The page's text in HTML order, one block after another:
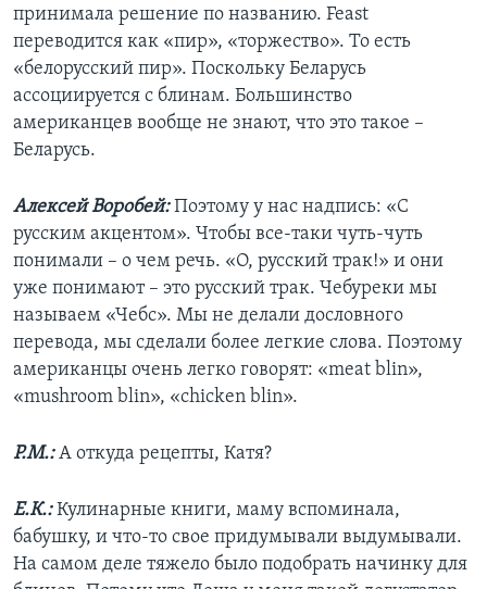
принимала решение по названию. Feast
переводится как «пир», «торжество». То есть
«белорусский пир». Поскольку Беларусь
ассоциируется с блинам. Большинство
американцев вообще не знают, что это такое –
Беларусь.
Алексей Воробей:Поэтому у нас надпись: «С
русским акцентом». Чтобы все-таки чуть-чуть
понимали – о чем речь. «О, русский трак!» и они
уже понимают – это русский трак. Чебуреки мы
называем «Чебс». Мы не делали дословного
перевода, мы сделали более легкие слова. Поэтому
американцы очень легко говорят: «meat blin»,
«mushroom blin», «chicken blin».
Р.М.:А откуда рецепты, Катя?
Е.К.:Кулинарные книги, маму вспоминала,
бабушку, и что-то свое придумывали выдумывали.
На самом деле тяжело было подобрать начинку для